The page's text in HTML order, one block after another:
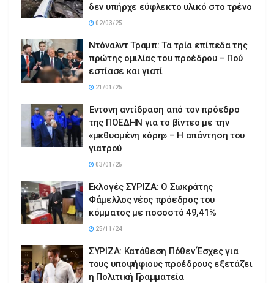
δεν υπήρχε εύφλεκτο υλικό στο τρένο
02/03/25
Ντόναλντ Τραμπ: Τα τρία επίπεδα της
πρώτης ομιλίας του προέδρου – Πού
εστίασε και γιατί
21/01/25
Έντονη αντίδραση από τον πρόεδρο
της ΠΟΕΔΗΝ για το βίντεο με την
«μεθυσμένη κόρη» – Η απάντηση του
γιατρού
03/01/25
Εκλογές ΣΥΡΙΖΑ: Ο Σωκράτης
Φάμελλος νέος πρόεδρος του
κόμματος με ποσοστό 49,41%
25/11/24
ΣΥΡΙΖΑ: Κατάθεση Πόθεν Έσχες για
τους υποψήφιους προέδρους εξετάζει
η Πολιτική Γραμματεία